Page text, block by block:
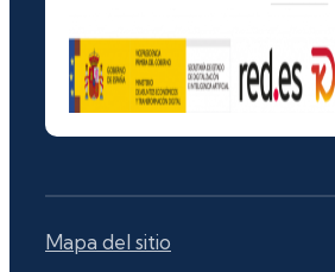
Mapa del sitio